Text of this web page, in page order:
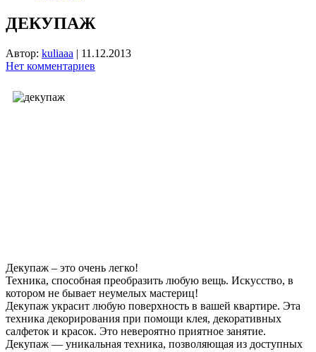
ДЕКУПАЖ
Автор: kuliaaa | 11.12.2013
Нет комментариев
Декупаж – это очень легко!
Техника, способная преобразить любую вещь. Искусство, в
котором не бывает неумелых мастериц!
Декупаж украсит любую поверхность в вашей квартире. Эта
техника декорирования при помощи клея, декоративных
салфеток и красок. Это невероятно приятное занятие.
Декупаж — уникальная техника, позволяющая из доступных